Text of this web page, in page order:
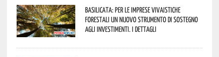
Basilicata: per le imprese vivaistiche
forestali un nuovo strumento di sostegno
agli investimenti. I dettagli